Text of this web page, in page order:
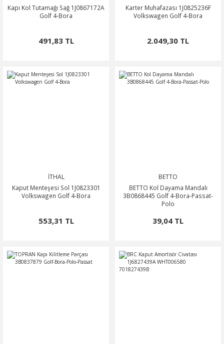
Kapı Kol Tutamağı Sağ 1J0867172A
Golf 4-Bora
491,83 TL
Karter Muhafazası 1J0825236F
Volkswagen Golf 4-Bora
2.049,30 TL
İTHAL
Kaput Menteşesi Sol 1J0823301
Volkswagen Golf 4-Bora
553,31 TL
BETTO
BETTO Kol Dayama Mandalı
3B0868445 Golf 4-Bora-Passat-
Polo
39,04 TL